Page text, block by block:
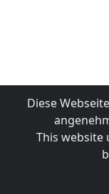
Diese
This website